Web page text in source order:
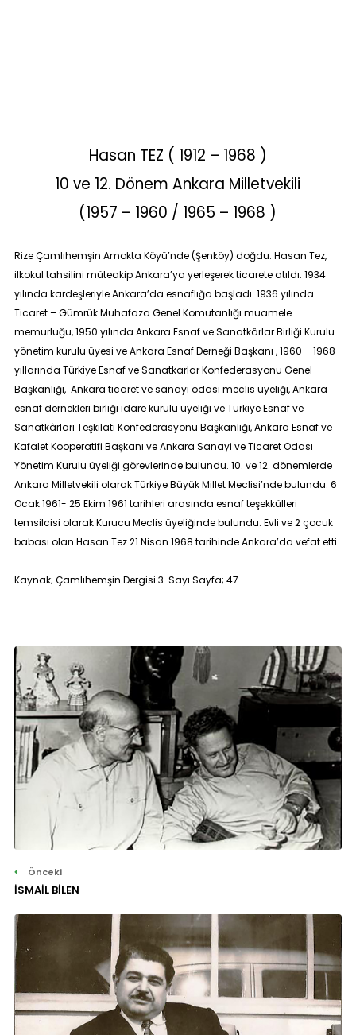
Hasan TEZ ( 1912 – 1968 )
10 ve 12. Dönem Ankara Milletvekili
(1957 – 1960 / 1965 – 1968 )
Rize Çamlıhemşin Amokta Köyü’nde (Şenköy) doğdu. Hasan Tez,
ilkokul tahsilini müteakip Ankara’ya yerleşerek ticarete atıldı. 1934
yılında kardeşleriyle Ankara’da esnaflığa başladı. 1936 yılında
Ticaret – Gümrük Muhafaza Genel Komutanlığı muamele
memurluğu, 1950 yılında Ankara Esnaf ve Sanatkârlar Birliği Kurulu
yönetim kurulu üyesi ve Ankara Esnaf Derneği Başkanı , 1960 – 1968
yıllarında Türkiye Esnaf ve Sanatkarlar Konfederasyonu Genel
Başkanlığı, Ankara ticaret ve sanayi odası meclis üyeliği, Ankara
esnaf dernekleri birliği idare kurulu üyeliği ve Türkiye Esnaf ve
Sanatkârları Teşkilatı Konfederasyonu Başkanlığı, Ankara Esnaf ve
Kafalet Kooperatifi Başkanı ve Ankara Sanayi ve Ticaret Odası
Yönetim Kurulu üyeliği görevlerinde bulundu. 10. ve 12. dönemlerde
Ankara Milletvekili olarak Türkiye Büyük Millet Meclisi’nde bulundu. 6
Ocak 1961- 25 Ekim 1961 tarihleri arasında esnaf teşekkülleri
temsilcisi olarak Kurucu Meclis üyeliğinde bulundu. Evli ve 2 çocuk
babası olan Hasan Tez 21 Nisan 1968 tarihinde Ankara’da vefat etti.
Kaynak; Çamlıhemşin Dergisi 3. Sayı Sayfa; 47
Önceki
İSMAİL BİLEN